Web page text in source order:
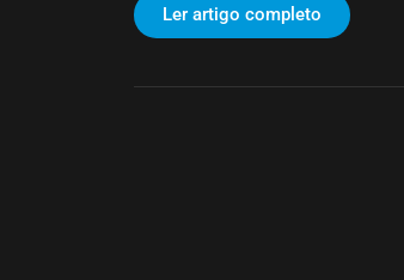
Ler artigo completo